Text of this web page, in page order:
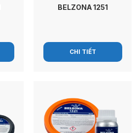
BELZONA 1251
CHI TIẾT